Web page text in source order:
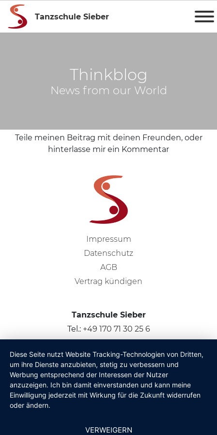
Tanzschule Sieber
Thinkblog
News from our World
Teile meinen Beitrag mit deinen Freunden, oder
hinterlasse mir ein Kommentar
Diese Seite nutzt Website Tracking-Technologien von Dritten,
um ihre Dienste anzubieten, stetig zu verbessern und
Werbung entsprechend der Interessen der Nutzer
anzuzeigen. Ich bin damit einverstanden und kann meine
Einwilligung jederzeit mit Wirkung für die Zukunft widerrufen
oder ändern.
VERWEIGERN
Impressum
Datenschutz
AGB
Vertrag kündigen
Tanzschule Sieber
Tel.: +49 170 71 30 25 6
© 2026Claus Sieber